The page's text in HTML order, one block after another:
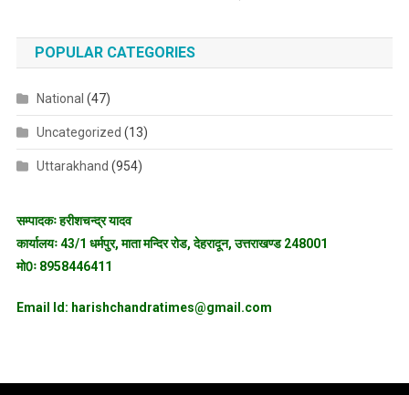
POPULAR CATEGORIES
National (47)
Uncategorized (13)
Uttarakhand (954)
सम्पादकः हरीशचन्द्र यादव
कार्यालयः 43/1 धर्मपुर, माता मन्दिर रोड, देहरादून, उत्तराखण्ड 248001
मो0ः 8958446411
Email Id: harishchandratimes@gmail.com